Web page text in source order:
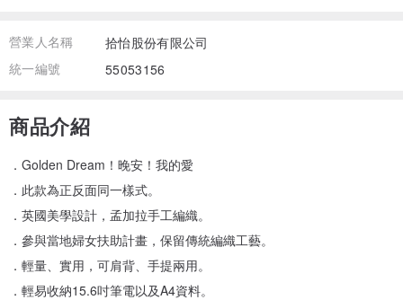
營業人名稱
拾怡股份有限公司
統一編號
55053156
商品介紹
．Golden Dream！晚安！我的愛
．此款為正反面同一樣式。
．英國美學設計，孟加拉手工編織。
．參與當地婦女扶助計畫，保留傳統編織工藝。
．輕量、實用，可肩背、手提兩用。
．輕易收納15.6吋筆電以及A4資料。